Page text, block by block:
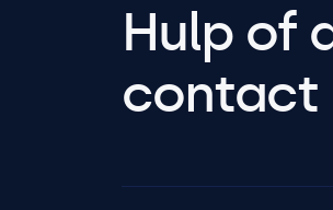
Hulp of
contact